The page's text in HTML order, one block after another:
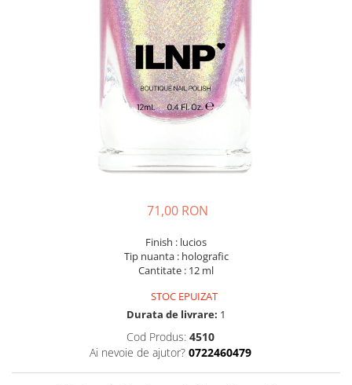
71,00 RON
Finish : lucios
Tip nuanta : holografic
Cantitate : 12 ml
STOC EPUIZAT
Durata de livrare: 1
Cod Produs: 4510
Ai nevoie de ajutor? 0722460479